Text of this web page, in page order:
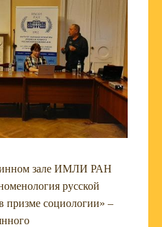
зале ИМЛИ РАН
русской
призме социологии» –